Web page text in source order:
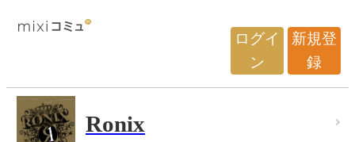
ログイ
ン
新規登
録
Ronix